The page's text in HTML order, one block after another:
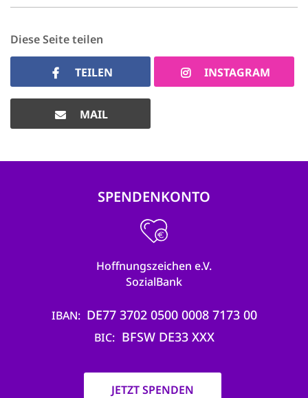
Diese Seite teilen
TEILEN INSTAGRAM
MAIL
SPENDENKONTO
Hoffnungszeichen e.V.
SozialBank
IBAN DE77 3702 0500 0008 7173 00
BIC BFSW DE33 XXX
JETZT SPENDEN